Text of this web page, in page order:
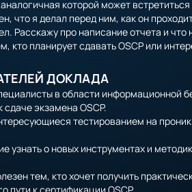
которой может
что я делал перед ним, как он
Расскажу про написание отчета и что
кто планирует сдавать OSCP или
ДОКЛАДА
в области информационной
экзамена OSCP.
тестированием на
о новых инструментах и
тем, кто хочет получить